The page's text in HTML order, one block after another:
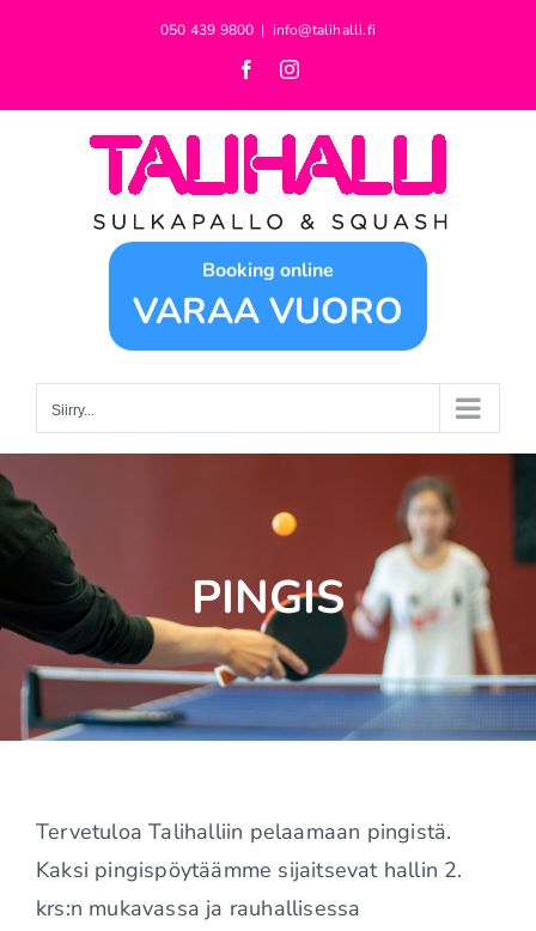
050 439 9800 | info@talihalli.fi
FacebookInstagram
Booking online
VARAA VUORO
Siirry...
PINGIS
Tervetuloa Talihalliin pelaamaan pingistä.
Kaksi pingispöytäämme sijaitsevat hallin 2.
krs:n mukavassa ja rauhallisessa